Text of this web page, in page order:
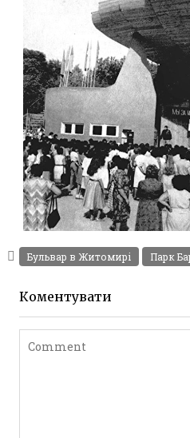
ПАРК КУЛЬТУРИ ТА
ГАГАРІНА ЖИТОМИР
Бульвар в Житомирі Парк
Коментувати